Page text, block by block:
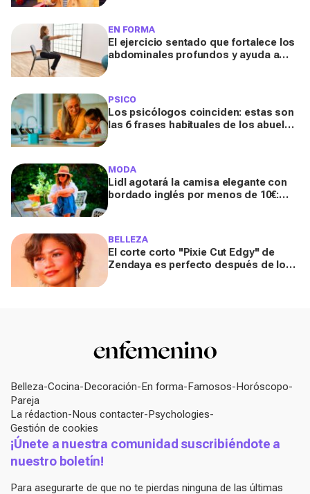
EN FORMA
El ejercicio sentado que fortalece los
abdominales profundos y ayuda a
PSICO
Los psicólogos coinciden: estas son
las 6 frases habituales de los abuelos
MODA
Lidl agotará la camisa elegante con
bordado inglés por menos de 10€:
BELLEZA
El corte corto "Pixie Cut Edgy" de
Zendaya es perfecto después de los
Belleza Cocina Decoración En forma Famosos Horóscopo
Pareja
La rédaction Nous contacter Psychologies
Gestión de cookies
¡Únete a nuestra comunidad suscribiéndote a
nuestro boletín!
Para asegurarte de que no te pierdas ninguna de las últimas